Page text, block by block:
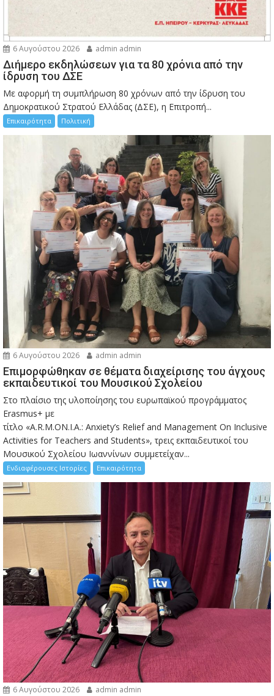
6 Αυγούστου 2026 admin admin
Διήμερο εκδηλώσεων για τα 80 χρόνια από την
ίδρυση του ΔΣΕ
Με αφορμή τη συμπλήρωση 80 χρόνων από την ίδρυση του
Δημοκρατικού Στρατού Ελλάδας (ΔΣΕ), η Επιτροπή...
Επικαιρότητα Πολιτική
6 Αυγούστου 2026 admin admin
Eπιμορφώθηκαν σε θέματα διαχείρισης του άγχους
εκπαιδευτικοί του Μουσικού Σχολείου
Στο πλαίσιο της υλοποίησης του ευρωπαϊκού προγράμματος
Erasmus+ με
τίτλο «A.R.M.ON.I.A.: Anxiety’s Relief and Management On Inclusive
Activities for Teachers and Students», τρεις εκπαιδευτικοί του
Μουσικού Σχολείου Ιωαννίνων συμμετείχαν...
Ενδιαφέρουσες Ιστορίες Επικαιρότητα
6 Αυγούστου 2026 admin admin